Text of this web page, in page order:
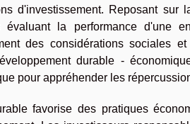
d'investissement. Reposant sur
la performance d'une
des considérations sociales
durable -
pour appréhender les
favorise des pratiques